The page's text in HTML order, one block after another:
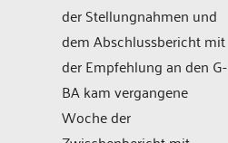
der Stellungnahmen und
dem Abschlussbericht mit
der Empfehlung an den G-
BA kam vergangene
Woche der